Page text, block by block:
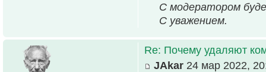
С модератором
С уважением.
Re: Почему удаляют
JAkar 24 мар 2022,